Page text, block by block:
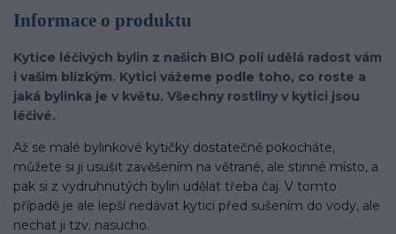
Informace o produktu
Kytice léčivých bylin z našich BIO polí udělá radost vám
i vašim blízkým. Kytici vážeme podle toho, co roste a
jaká bylinka je v květu. Všechny rostliny v kytici jsou
léčivé.
Až se malé bylinkové kytičky dostatečně pokocháte,
můžete si ji usušit zavěšením na větrané, ale stinné místo, a
pak si z vydruhnutých bylin udělat třeba čaj. V tomto
případě je ale lepší nedávat kytici před sušením do vody, ale
nechat ji tzv. nasucho.